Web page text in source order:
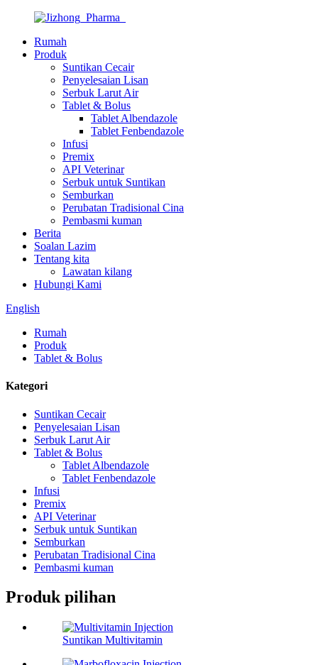
Rumah
Produk
Suntikan Cecair
Penyelesaian Lisan
Serbuk Larut Air
Tablet & Bolus
Tablet Albendazole
Tablet Fenbendazole
Infusi
Premix
API Veterinar
Serbuk untuk Suntikan
Semburkan
Perubatan Tradisional Cina
Pembasmi kuman
Berita
Soalan Lazim
Tentang kita
Lawatan kilang
Hubungi Kami
English
Rumah
Produk
Tablet & Bolus
Kategori
Suntikan Cecair
Penyelesaian Lisan
Serbuk Larut Air
Tablet & Bolus
Tablet Albendazole
Tablet Fenbendazole
Infusi
Premix
API Veterinar
Serbuk untuk Suntikan
Semburkan
Perubatan Tradisional Cina
Pembasmi kuman
Produk pilihan
Suntikan Multivitamin